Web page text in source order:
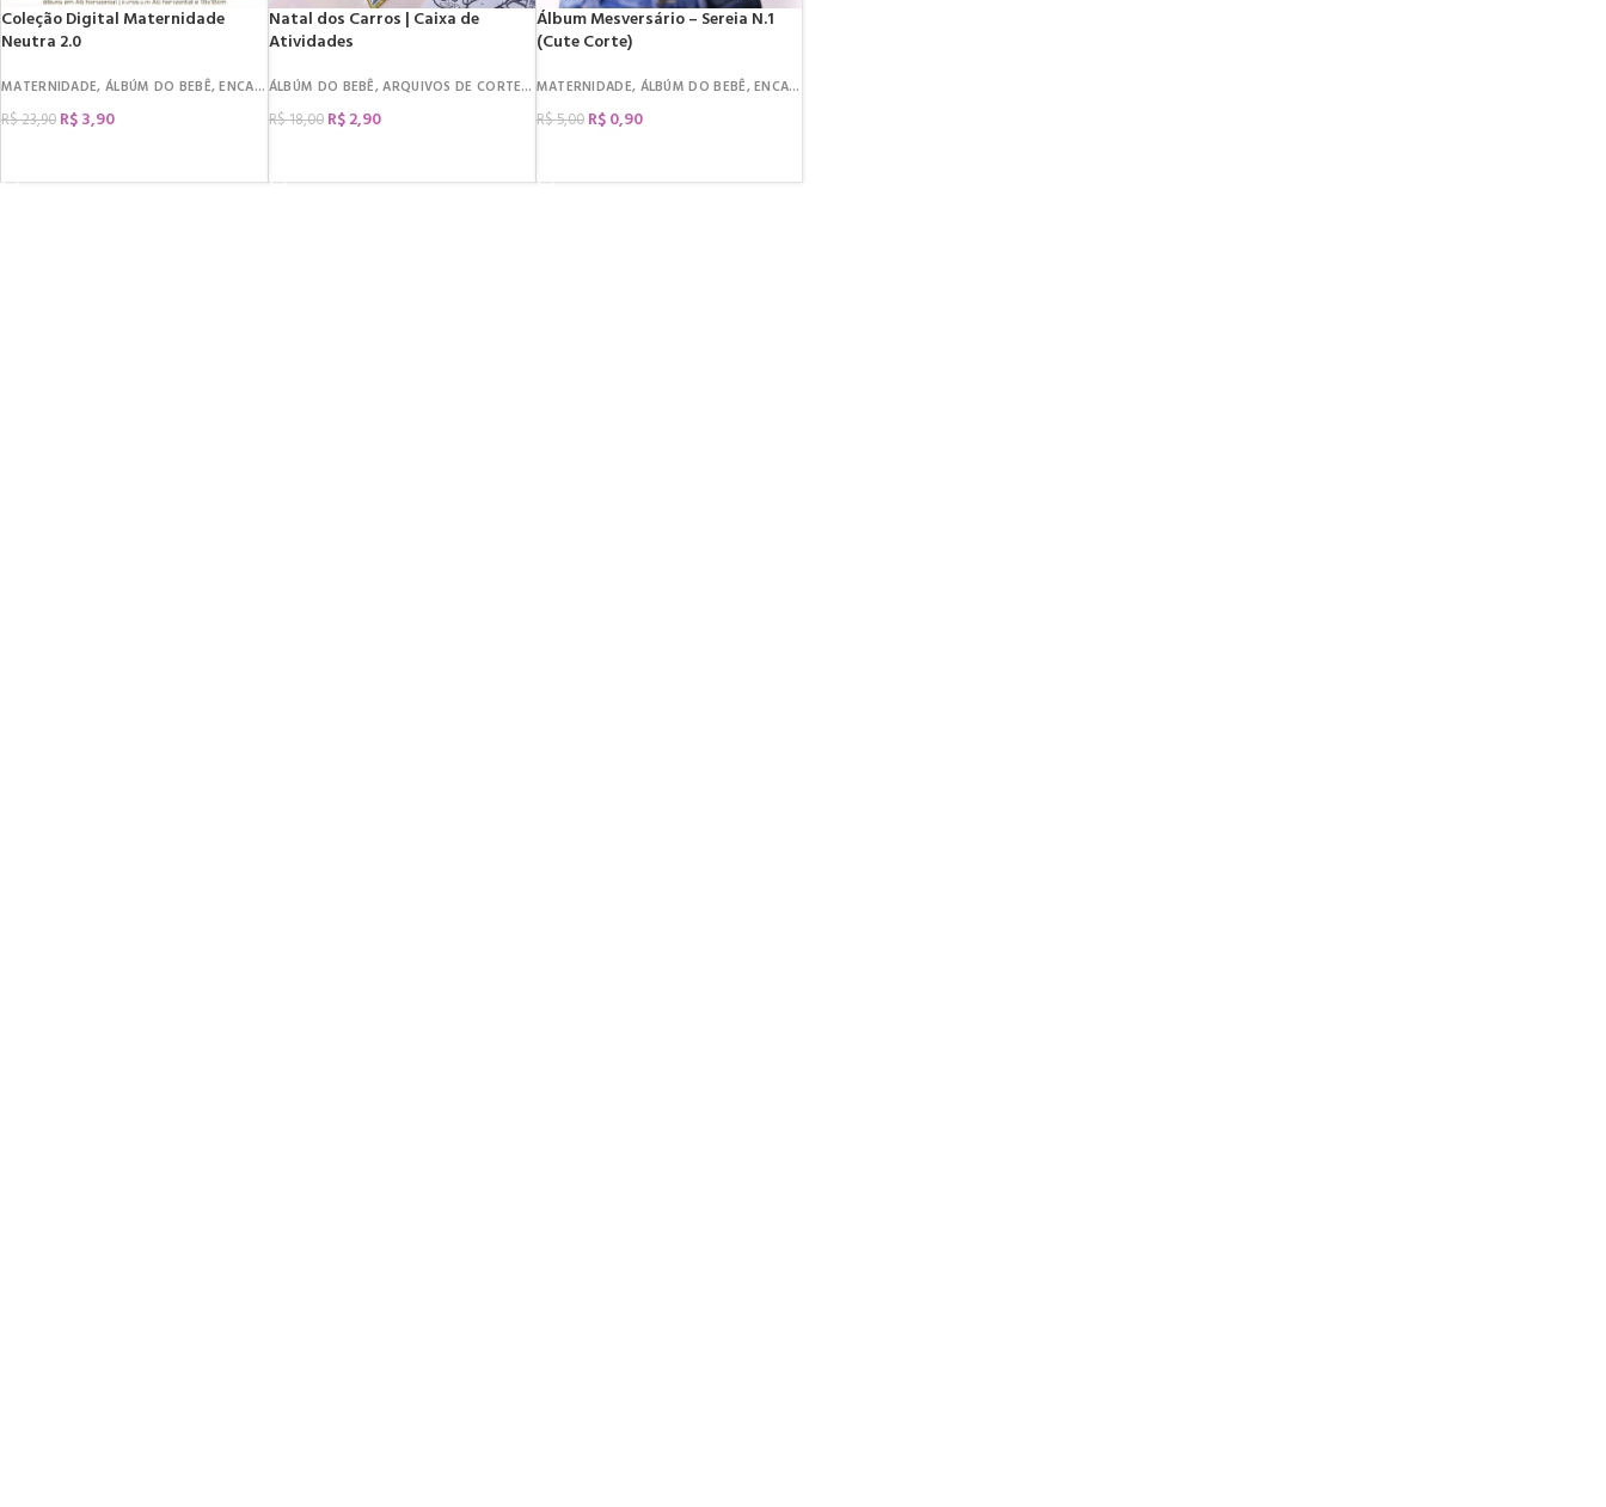
Coleção Digital Maternidade
Neutra 2.0
MATERNIDADE, ÁLBÚM DO BEBÊ,ENCADERNAÇÃO ,CADERNETA,CAPAS, LIVRO DO BEBÊ,MESVERSÁRIO,MIOLOS
R$23,90 R$3,90
Natal dos Carros | Caixa de
Atividades
ÁLBÚM DO BEBÊ,ARQUIVOS DE CORTE, CAIXINHAS,LIVRETO,LIVRO DE COLORIR,
R$18,00 R$2,90
Álbum Mesversário – Sereia N.1
(Cute Corte)
MATERNIDADE, ÁLBÚM DO BEBÊ,ENCADERNAÇÃO
R$5,00 R$0,90